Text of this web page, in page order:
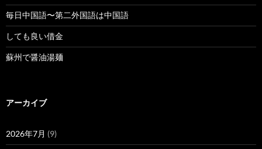
毎日中国語〜第二外国語は中国語
しても良い借金
蘇州で醤油湯麺
アーカイブ
2026年7月 (9)